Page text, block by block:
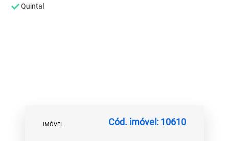
Quintal
IMÓVEL Cód. imóvel: 10610